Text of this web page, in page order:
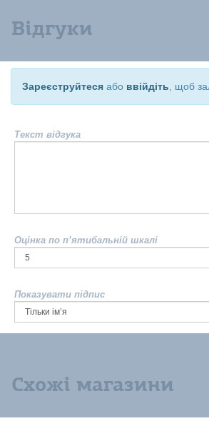
Відгуки
Зареєструйтеся або ввійдіть , щоб
Текст відгука
Оцінка по п’ятибальній шкалі
Показувати підпис
Схожі магазини